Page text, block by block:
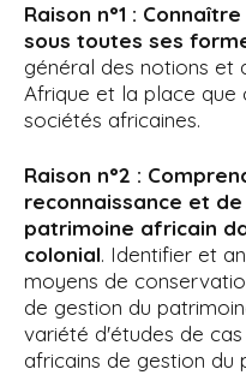
Raison n°1 :
sous toutes ses
général des notions et
Afrique et la place que
sociétés africaines.
Raison n°2 :
reconnaissance et
patrimoine africain
colonial. Identifier et
moyens de
de gestion du
variété d'études de
africains de gestion du